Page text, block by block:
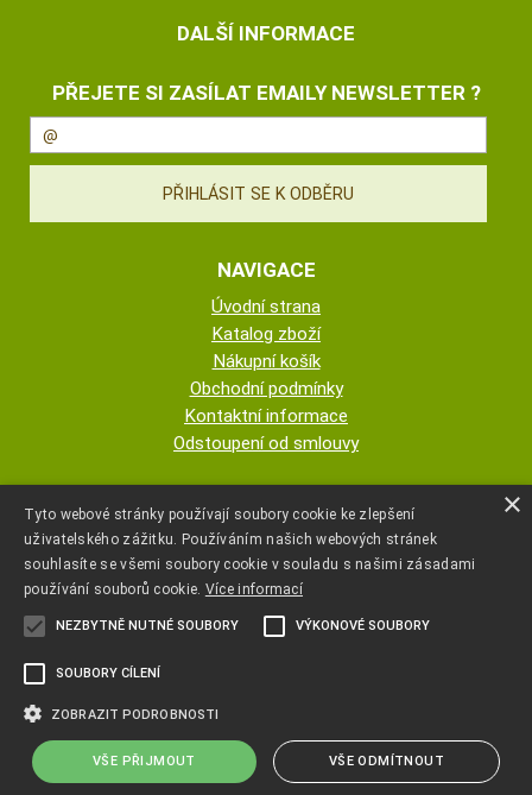
DALŠÍ INFORMACE
PŘEJETE SI ZASÍLAT EMAILY NEWSLETTER ?
NAVIGACE
Úvodní strana
Katalog zboží
Nákupní košík
Obchodní podmínky
Kontaktní informace
Odstoupení od smlouvy
AUTOPOTAHY NOVOTNÝ - KRISTA
NOVOTNÁ
+420 777 107 600
Copyright ©www.autopotahyjano.cz ,provozováno na systému
×
Tyto webové stránky používají soubory cookie ke zlepšení
uživatelského zážitku. Používáním našich webových stránek
souhlasíte se všemi soubory cookie v souladu s našimi zásadami
používání souborů cookie. Více informací
NEZBYTNĚ NUTNÉ SOUBORY VÝKONOVÉ SOUBORY
SOUBORY CÍLENÍ
ZOBRAZIT PODROBNOSTI
VŠE PŘIJMOUT VŠE ODMÍTNOUT